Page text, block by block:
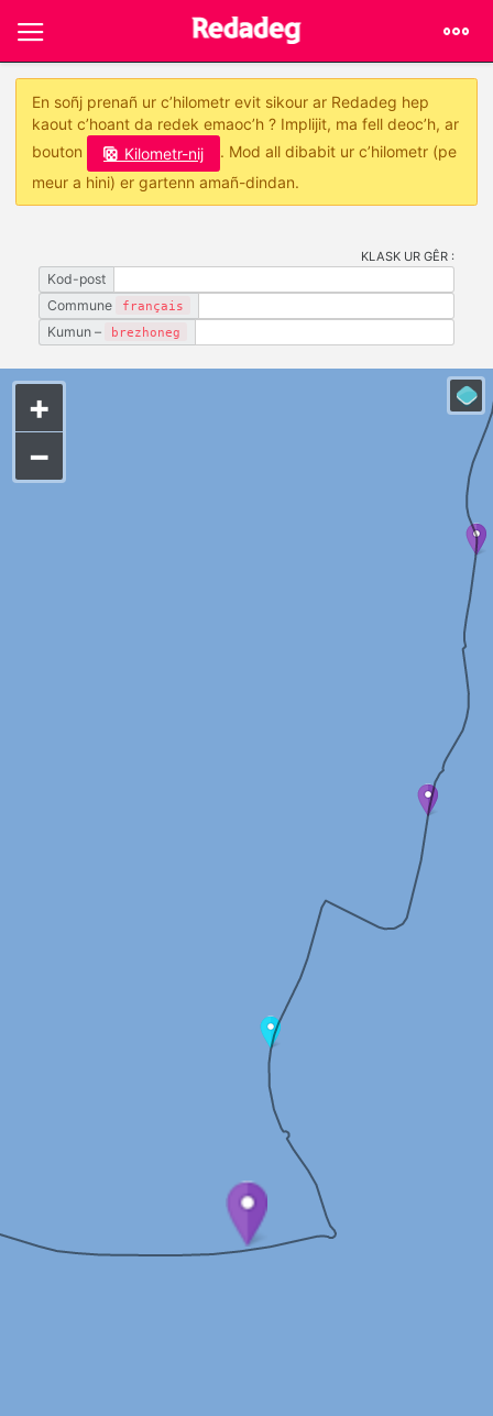
En soñj prenañ ur c’hilometr evit sikour ar Redadeg hep
kaout c’hoant da redek emaoc’h ? Implijit, ma fell deoc’h, ar
bouton
Kilometr-nij
. Mod all dibabit ur c’hilometr (pe
meur a hini) er gartenn amañ-dindan.
KLASK UR GÊR :
Kod-post
Commune
français
Kumun – brezhoneg
+
−